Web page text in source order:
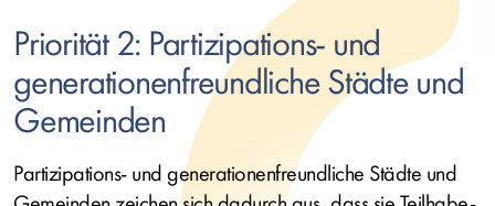
Priorität 2: Partizipations- und
generationenfreundliche Städte und
Gemeinden
Partizipations- und generationenfreundliche Städte und